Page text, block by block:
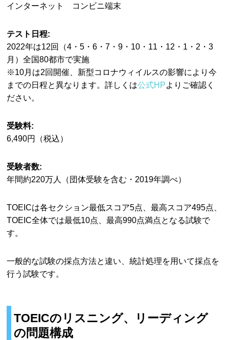
インターネット コンビニ端末
テスト日程:
2022年は12回（4・5・6・7・9・10・11・12・1・2・3
月）全国80都市で実施
※10月は2回開催、新型コロナウィイルスの影響により今
までの日程と異なります。詳しくは公式HP よりご確認く
ださい。
受験料:
6,490円（税込）
受験者数:
年間約220万人（団体受験を含む・2019年調べ）
TOEICは各セクション最低スコア5点、最高スコア495点、
TOEIC全体では最低10点、最高990点満点となる試験で
す。
一般的な試験の採点方法と違い、統計処理を用いて採点を
行う試験です。
TOEICのリスニング、リーディング
の問題構成